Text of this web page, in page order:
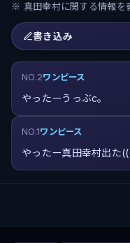
※ 真田幸村に関する情報を
書き込み
NO.2ワンピース
やったーうっぶc。
NO.1ワンピース
やったー真田幸村出